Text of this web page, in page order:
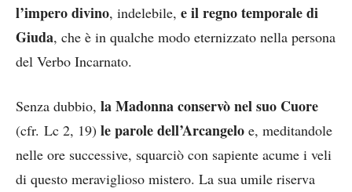
l’impero divino, indelebile, e il regno temporale di
Giuda, che è in qualche modo eternizzato nella persona
del Verbo Incarnato.
Senza dubbio, la Madonnaconservò nel suo Cuore
(cfr. Lc 2, 19) le parole dell’Arcangelo e, meditandole
nelle ore successive, squarciò con sapiente acume i veli
di questo meraviglioso mistero. La sua umile riserva